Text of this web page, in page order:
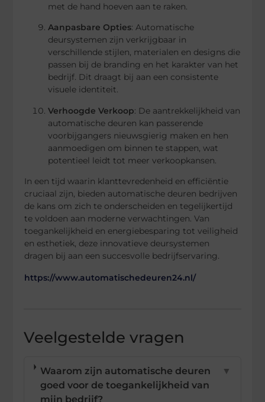
met de hand hoeven aan te raken.
Aanpasbare Opties: Automatische
deursystemen zijn verkrijgbaar in
verschillende stijlen, materialen en designs die
passen bij de branding en het karakter van het
bedrijf. Dit draagt bij aan een consistente
visuele identiteit.
Verhoogde Verkoop: De aantrekkelijkheid van
automatische deuren kan passerende
voorbijgangers nieuwsgierig maken en hen
aanmoedigen om binnen te stappen, wat
potentieel leidt tot meer verkoopkansen.
In een tijd waarin klanttevredenheid en efficiëntie
cruciaal zijn, bieden automatische deuren bedrijven
de kans om zich te onderscheiden en tegelijkertijd
te voldoen aan moderne verwachtingen. Van
toegankelijkheid en energiebesparing tot veiligheid
en esthetiek, deze innovatieve deursystemen
dragen bij aan een succesvolle bedrijfservaring.
https://www.automatischedeuren24.nl/
Veelgestelde vragen
Waarom zijn automatische deuren
goed voor de toegankelijkheid van
mijn bedrijf?
▼